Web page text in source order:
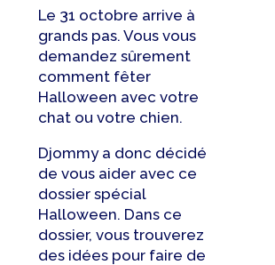
Le 31 octobre arrive à
grands pas. Vous vous
demandez sûrement
comment fêter
Halloween avec votre
chat ou votre chien.
Djommy a donc décidé
de vous aider avec ce
dossier spécial
Halloween. Dans ce
dossier, vous trouverez
des idées pour faire de